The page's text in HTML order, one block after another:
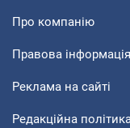
Про компанію
Правова інформація
Реклама на сайті
Редакційна